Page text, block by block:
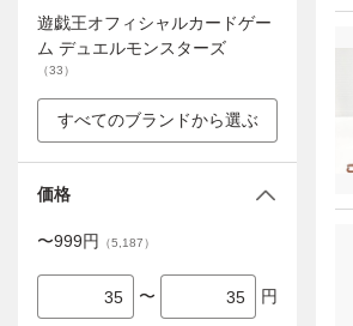
遊戯王オフィシャルカードゲー
ム デュエルモンスターズ
（33）
すべてのブランドから選ぶ
価格
〜999円 （5,187）
〜 円